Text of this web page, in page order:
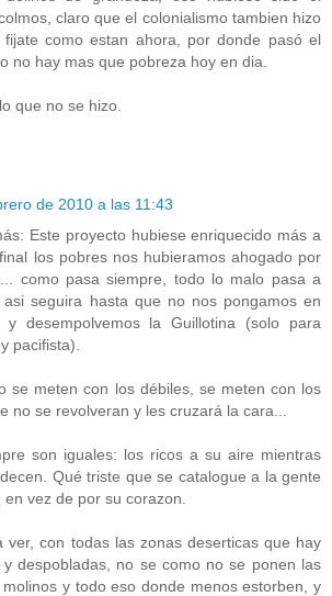
claro que el colonialismo tambien hizo
fijate como estan ahora, por donde pasó el
no hay mas que pobreza hoy en dia.
que no se hizo.
de 2010 a las 11:43
Este proyecto hubiese enriquecido más a
los pobres nos hubieramos ahogado por
como pasa siempre, todo lo malo pasa a
seguira hasta que no nos pongamos en
y desempolvemos la Guillotina (solo para
pacifista).
se meten con los débiles, se meten con los
no se revolveran y les cruzará la cara...
son iguales: los ricos a su aire mientras
Qué triste que se catalogue a la gente
vez de por su corazon.
ver, con todas las zonas deserticas que hay
despobladas, no se como no se ponen las
y todo eso donde menos estorben, y